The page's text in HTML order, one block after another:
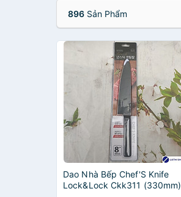
896 Sản Phẩm
Dao Nhà Bếp Chef'S Knife
Lock&Lock Ckk311 (330mm)